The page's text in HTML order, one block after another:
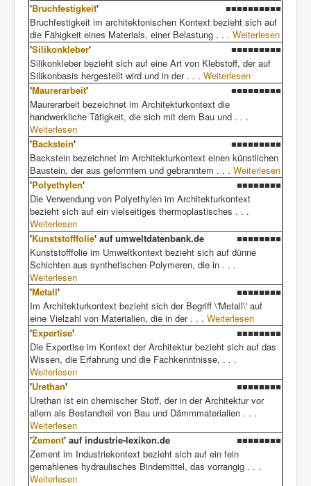
'Bruchfestigkeit'
■■■■■■■■■■
Bruchfestigkeit im architektonischen Kontext bezieht sich auf
die Fähigkeit eines Materials, einer Belastung . . . Weiterlesen
'Silikonkleber'
■■■■■■■■■
Silikonkleber bezieht sich auf eine Art von Klebstoff, der auf
Silikonbasis hergestellt wird und in der . . . Weiterlesen
'Maurerarbeit'
■■■■■■■■■
Maurerarbeit bezeichnet im Architekturkontext die
handwerkliche Tätigkeit, die sich mit dem Bau und . . .
Weiterlesen
'Backstein'
■■■■■■■■■
Backstein bezeichnet im Architekturkontext einen künstlichen
Baustein, der aus geformtem und gebranntem . . . Weiterlesen
'Polyethylen'
■■■■■■■■
Die Verwendung von Polyethylen im Architekturkontext
bezieht sich auf ein vielseitiges thermoplastisches . . .
Weiterlesen
'Kunststofffolie' auf umweltdatenbank.de
■■■■■■■■
Kunststofffolie im Umweltkontext bezieht sich auf dünne
Schichten aus synthetischen Polymeren, die in . . .
Weiterlesen
'Metall'
■■■■■■■■
Im Architekturkontext bezieht sich der Begriff \'Metall\' auf
eine Vielzahl von Materialien, die in der . . . Weiterlesen
'Expertise'
■■■■■■■■
Die Expertise im Kontext der Architektur bezieht sich auf das
Wissen, die Erfahrung und die Fachkenntnisse, . . .
Weiterlesen
'Urethan'
■■■■■■■■
Urethan ist ein chemischer Stoff, der in der Architektur vor
allem als Bestandteil von Bau und Dämmmaterialien . . .
Weiterlesen
'Zement' auf industrie-lexikon.de
■■■■■■■■
Zement im Industriekontext bezieht sich auf ein fein
gemahlenes hydraulisches Bindemittel, das vorrangig . . .
Weiterlesen